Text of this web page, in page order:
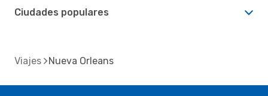
Ciudades populares
Viajes Nueva Orleans